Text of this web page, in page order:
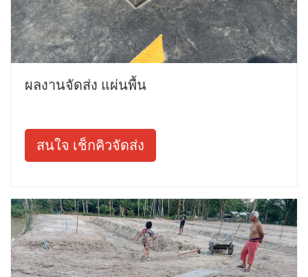
ผลงานจัดส่ง แผ่นพื้น
สนใจ เช็กคิวจัดส่ง